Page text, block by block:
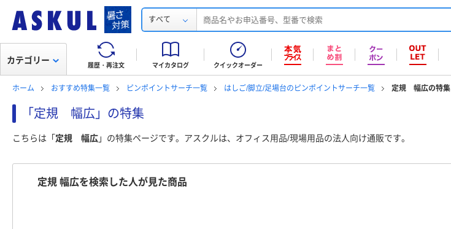
すべて
履歴・再注文 マイカタログ クイックオーダー
カテゴリー
ホーム おすすめ特集一覧 ピンポイントサーチ一覧 はしご/脚立/足場台のピンポイントサーチ一覧 定規 幅広の特集
「定規 幅広」の特集
こちらは「 定規 幅広」の特集ページです。アスクルは、オフィス用品/現場用品の法人向け通販です。
定規 幅広を検索した人が見た商品